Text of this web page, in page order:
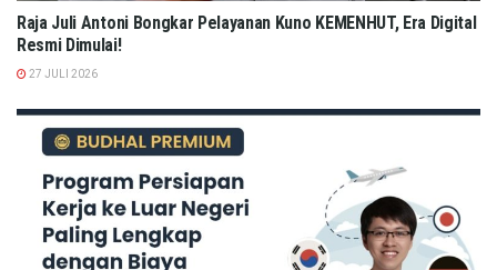
Raja Juli Antoni Bongkar Pelayanan Kuno KEMENHUT, Era Digital
Resmi Dimulai!
27 JULI 2026